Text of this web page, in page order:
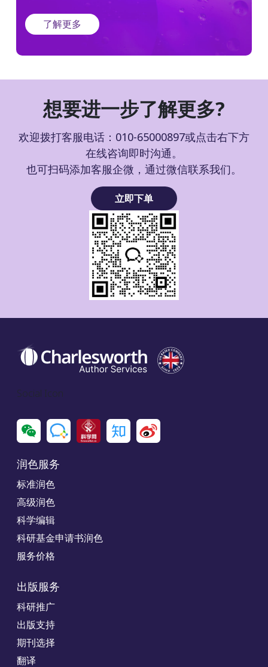
了解更多
想要进一步了解更多?
欢迎拨打客服电话：010-65000897或点击右下方
在线咨询即时沟通。
也可扫码添加客服企微，通过微信联系我们。
立即下单
Social Icon
润色服务
标准润色
高级润色
科学编辑
科研基金申请书润色
服务价格
出版服务
科研推广
出版支持
期刊选择
翻译